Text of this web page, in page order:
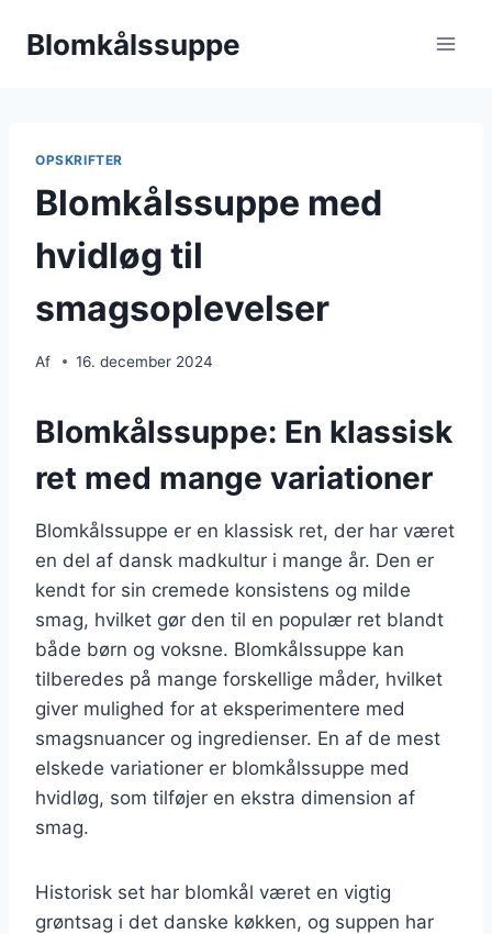
Blomkålssuppe
OPSKRIFTER
Blomkålssuppe med
hvidløg til
smagsoplevelser
Af 16. december 2024
Blomkålssuppe: En klassisk
ret med mange variationer
Blomkålssuppe er en klassisk ret, der har været
en del af dansk madkultur i mange år. Den er
kendt for sin cremede konsistens og milde
smag, hvilket gør den til en populær ret blandt
både børn og voksne. Blomkålssuppe kan
tilberedes på mange forskellige måder, hvilket
giver mulighed for at eksperimentere med
smagsnuancer og ingredienser. En af de mest
elskede variationer er blomkålssuppe med
hvidløg, som tilføjer en ekstra dimension af
smag.
Historisk set har blomkål været en vigtig
grøntsag i det danske køkken, og suppen har